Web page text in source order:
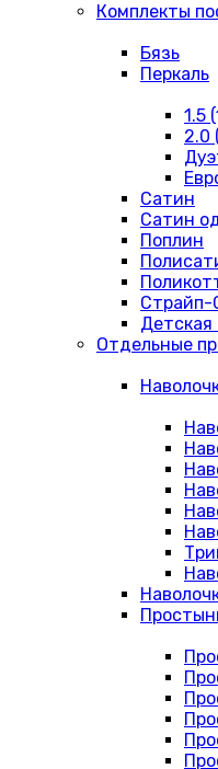
Комплекты
Бязь
Перкаль
1.5
2.0
Сатин
Сатин
Поплин
Страйп-
Детская
Отдельные